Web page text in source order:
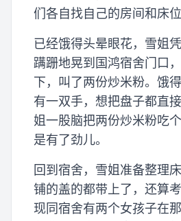
们各自找自己的房间和床
已经饿得头晕眼花，雪姐
蹒跚地晃到国鸿宿舍门口
下，叫了两份炒米粉。饿
有一双手，想把盘子都直
姐一股脑把两份炒米粉吃
是有了劲儿。
回到宿舍，雪姐准备整理
铺的盖的都带上了，还算
现同宿舍有两个女孩子在